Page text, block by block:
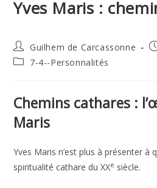
Yves Maris :
Auteur/autrice
de
la
Guilhem de Carcassonne
Post7-4--Personnalités
Chemins cathares :
Maris
Yves Maris n’est plus à présenter à
spiritualité cathare du XXe siècle.